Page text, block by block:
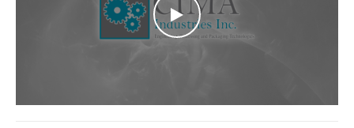
WATCH THE VIDEO